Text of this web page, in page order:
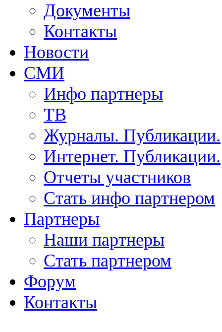
Документы
Контакты
Новости
СМИ
Инфо партнеры
ТВ
Журналы. Публикации.
Интернет. Публикации.
Отчеты участников
Стать инфо партнером
Партнеры
Наши партнеры
Стать партнером
Форум
Контакты